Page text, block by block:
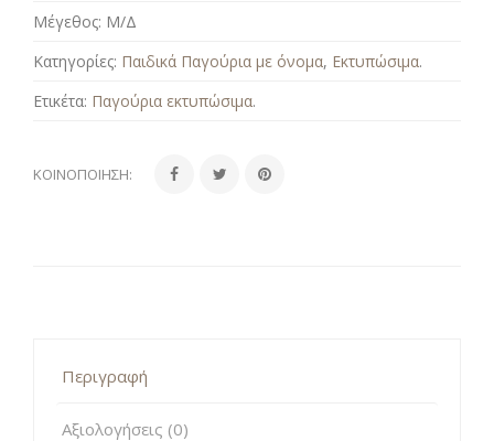
Μέγεθος: Μ/Δ
Κατηγορίες: Παιδικά Παγούρια με όνομα, Εκτυπώσιμα.
Ετικέτα: Παγούρια εκτυπώσιμα.
ΚΟΙΝΟΠΟΊΗΣΗ:
Περιγραφή
Αξιολογήσεις (0)